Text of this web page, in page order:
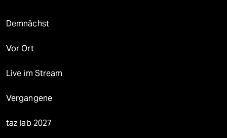
Demnächst
Vor Ort
Live im Stream
Vergangene
taz lab 2027